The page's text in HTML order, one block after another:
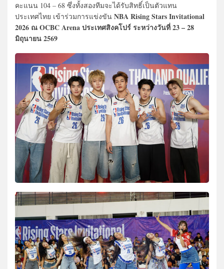
คะแนน 104 – 68 ซึ่งทั้งสองทีมจะได้รับสิทธิ์เป็นตัวแทน
ประเทศไทย เข้าร่วมการแข่งขัน NBA Rising Stars Invitational
2026 ณ OCBC Arena ประเทศสิงคโปร์ ระหว่างวันที่ 23 – 28
มิถุนายน 2569